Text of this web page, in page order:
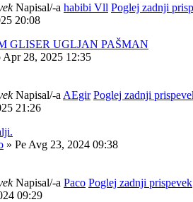
Napisal/-a habibi Vll Poglej zadnji
20:08
GLISER UGLJAN PAŠMAN
Apr 28, 2025 12:35
Napisal/-a AEgir Poglej zadnji
21:26
» Pe Avg 23, 2024 09:38
Napisal/-a Paco Poglej zadnji prispevek
09:29